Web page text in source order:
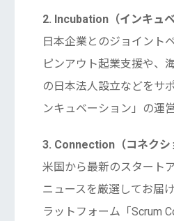
2. Incubation（インキュ
日本企業とのジョイント
ピンアウト起業支援や、
の日本法人設立などをサ
ンキュベーション」の運営
3. Connection（コネクシ
米国から最新のスタート
ニュースを厳選してお届
ラットフォーム「Scrum